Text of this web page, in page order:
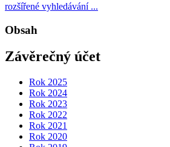
rozšířené vyhledávání ...
Obsah
Závěrečný účet
Rok 2025
Rok 2024
Rok 2023
Rok 2022
Rok 2021
Rok 2020